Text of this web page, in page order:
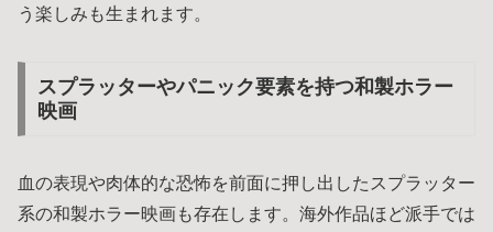
う楽しみも生まれます。
スプラッターやパニック要素を持つ和製ホラー
映画
血の表現や肉体的な恐怖を前面に押し出したスプラッター
系の和製ホラー映画も存在します。海外作品ほど派手では